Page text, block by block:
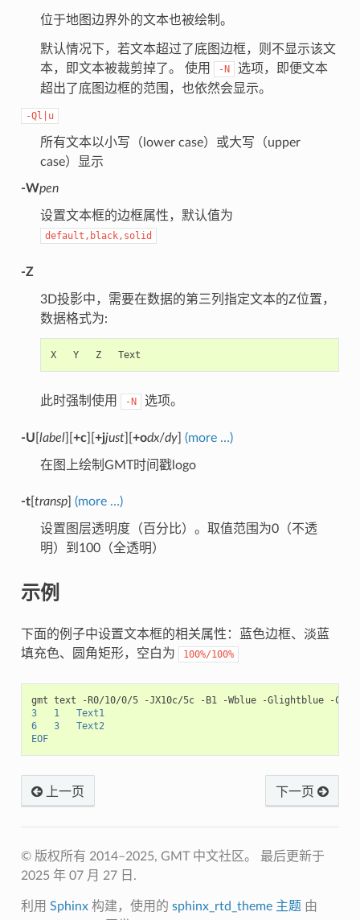
位于地图边界外的文本也被绘制。
默认情况下，若文本超过了底图边框，则不显示该文
本，即文本被裁剪掉了。 使用
-N
选项，即便文本
超出了底图边框的范围，也依然会显示。
-Ql|u
所有文本以小写（lower case）或大写（upper
case）显示
-Wpen
设置文本框的边框属性，默认值为
default,black,solid
-Z
3D投影中，需要在数据的第三列指定文本的Z位置，
数据格式为:
X Y Z
此时强制使用 -N 选项。
-U[label][+c][+jjust][+odx/dy] (more …)
在图上绘制GMT时间戳logo
-t[transp] (more …)
设置图层透明度（百分比）。取值范围为0（不透
明）到100（全透明）
示例
下面的例子中设置文本框的相关属性：蓝色边框、淡蓝
填充色、圆角矩形，空白为
100%/100%
gmt text -R0/10/0/5 -JX10c/5c -B1 -Wblue -Glightblue
-
3   1   Text1
6   3   Text2
EOF
上一页 下一页
© 版权所有 2014–2025, GMT 中文社区。 最后更新于
2025 年 07 月 27 日.
利用 Sphinx构建，使用的 sphinx_rtd_theme 主题 由